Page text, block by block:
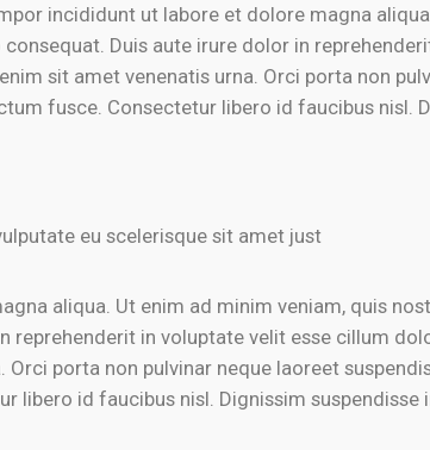
incididunt ut labore et dolore magna
Duis aute irure dolor in
sit amet venenatis urna. Orci porta non
fusce. Consectetur libero id faucibus nisl.
eu scelerisque sit amet just
aliqua. Ut enim ad minim veniam, quis
in voluptate velit esse cillum
porta non pulvinar neque laoreet
id faucibus nisl. Dignissim suspendisse